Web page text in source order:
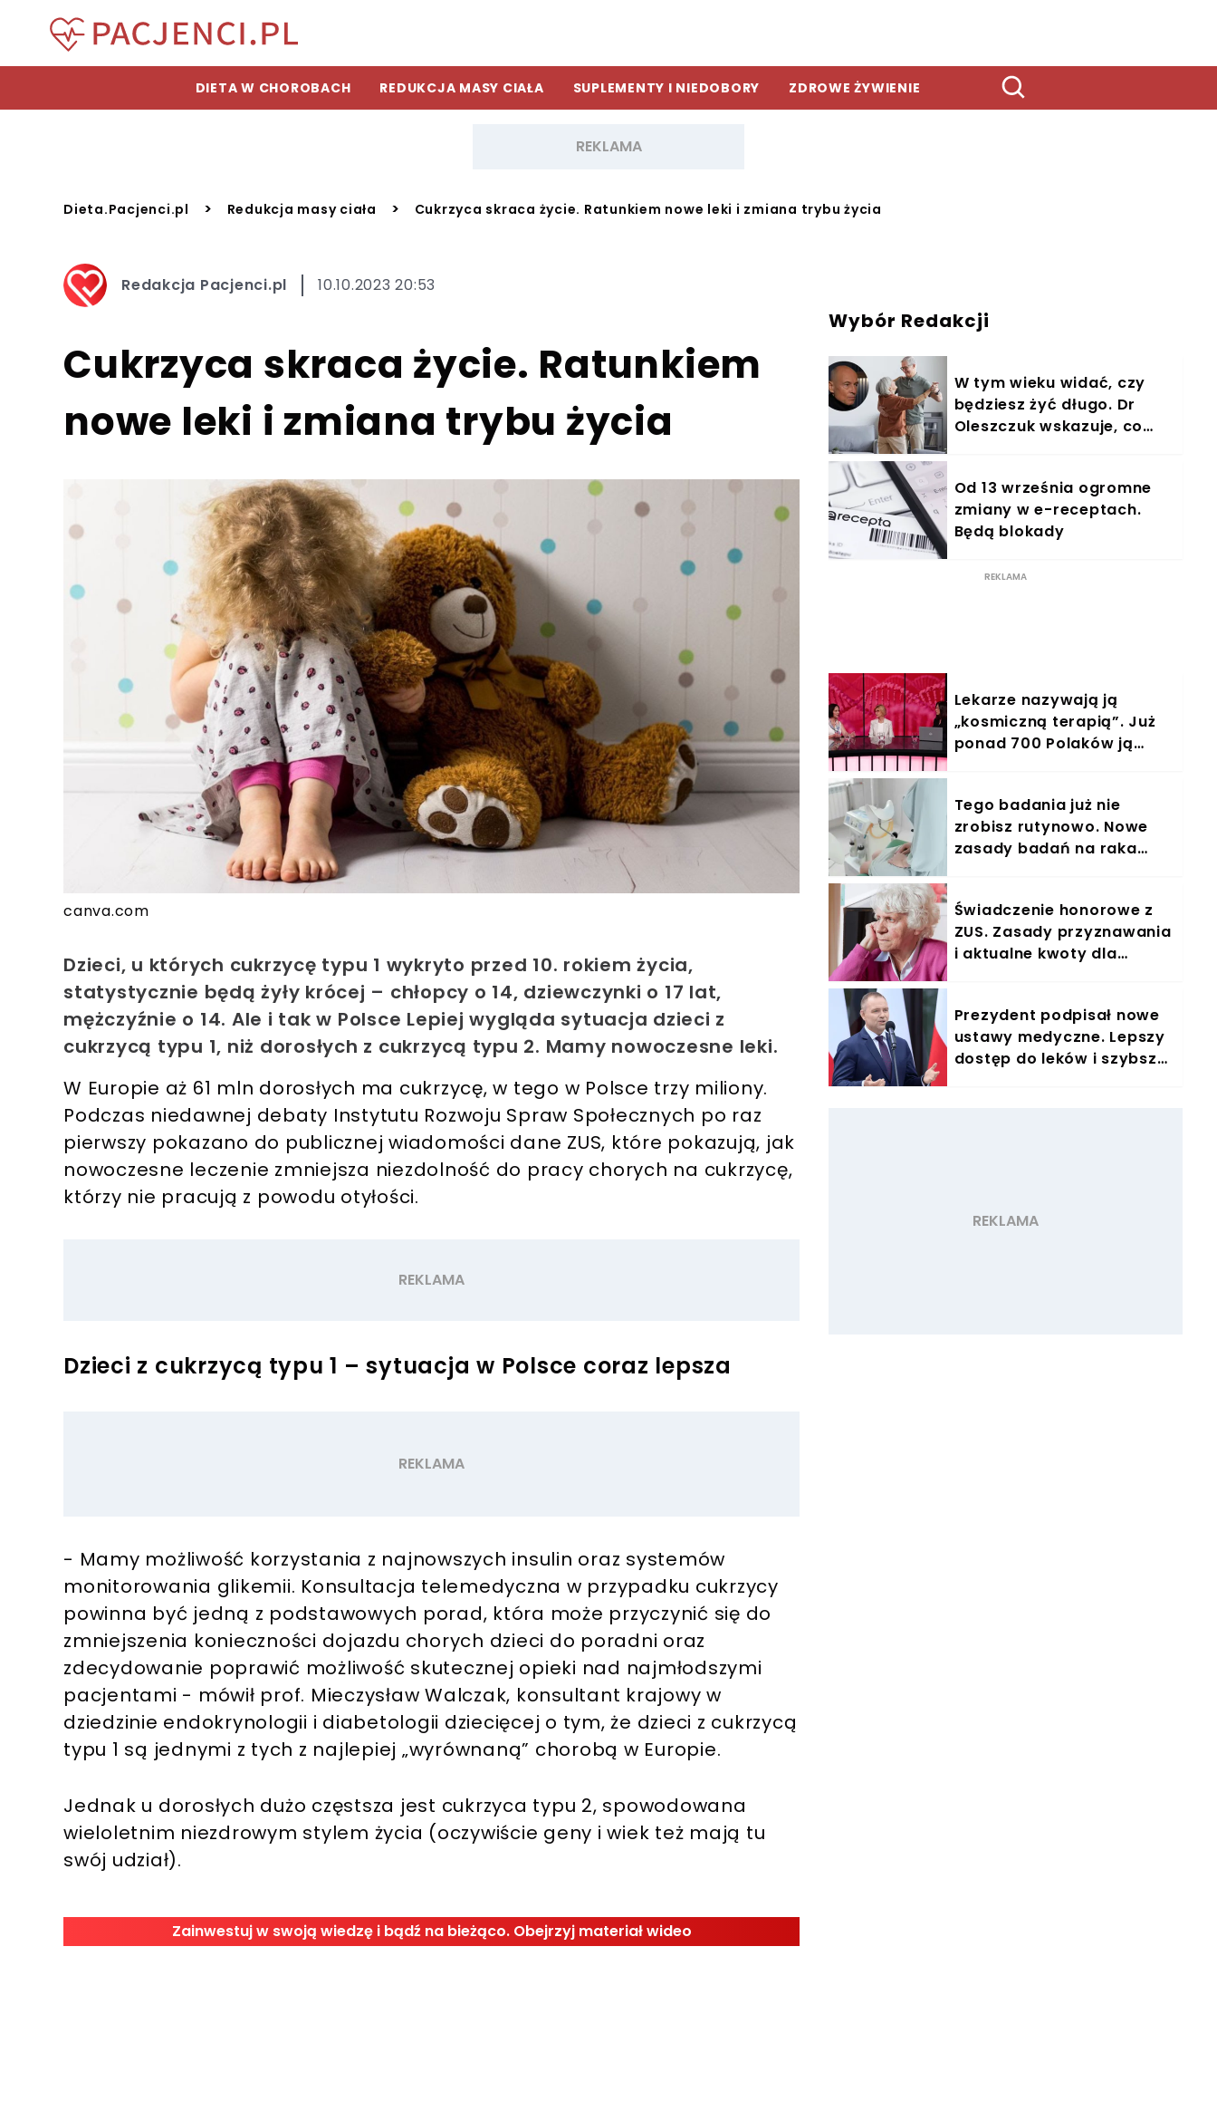
DIETA W CHOROBACH REDUKCJA MASY CIAŁA SUPLEMENTY I NIEDOBORY ZDROWE ŻYWIENIE
Dieta.Pacjenci.pl > Redukcja masy ciała > Cukrzyca skraca życie. Ratunkiem nowe leki i zmiana trybu życia
Redakcja Pacjenci.pl 10.10.2023 20:53
Cukrzyca skraca życie. Ratunkiem
nowe leki i zmiana trybu życia
canva.com
Dzieci, u których cukrzycę typu 1 wykryto przed 10. rokiem życia,
statystycznie będą żyły krócej – chłopcy o 14, dziewczynki o 17 lat,
mężczyźnie o 14. Ale i tak w Polsce Lepiej wygląda sytuacja dzieci z
cukrzycą typu 1, niż dorosłych z cukrzycą typu 2. Mamy nowoczesne leki.
W Europie aż 61 mln dorosłych ma cukrzycę, w tego w Polsce trzy miliony.
Podczas niedawnej debaty Instytutu Rozwoju Spraw Społecznych po raz
pierwszy pokazano do publicznej wiadomości dane ZUS, które pokazują, jak
nowoczesne leczenie zmniejsza niezdolność do pracy chorych na cukrzycę,
którzy nie pracują z powodu otyłości.
Dzieci z cukrzycą typu 1 – sytuacja w Polsce coraz lepsza
- Mamy możliwość korzystania z najnowszych insulin oraz systemów
monitorowania glikemii. Konsultacja telemedyczna w przypadku cukrzycy
powinna być jedną z podstawowych porad, która może przyczynić się do
zmniejszenia konieczności dojazdu chorych dzieci do poradni oraz
zdecydowanie poprawić możliwość skutecznej opieki nad najmłodszymi
pacjentami - mówił prof. Mieczysław Walczak, konsultant krajowy w
dziedzinie endokrynologii i diabetologii dziecięcej o tym, że dzieci z cukrzycą
typu 1 są jednymi z tych z najlepiej „wyrównaną” chorobą w Europie.
Jednak u dorosłych dużo częstsza jest cukrzyca typu 2, spowodowana
wieloletnim niezdrowym stylem życia (oczywiście geny i wiek też mają tu
swój udział).
Wybór Redakcji
W tym wieku widać, czy
będziesz żyć długo. Dr
Oleszczuk wskazuje, co
Od 13 września ogromne
zmiany w e-receptach.
Będą blokady
Lekarze nazywają ją
„kosmiczną terapią”. Już
ponad 700 Polaków ją
Tego badania już nie
zrobisz rutynowo. Nowe
zasady badań na raka
Świadczenie honorowe z
ZUS. Zasady przyznawania
i aktualne kwoty dla
Prezydent podpisał nowe
ustawy medyczne. Lepszy
dostęp do leków i szybsze